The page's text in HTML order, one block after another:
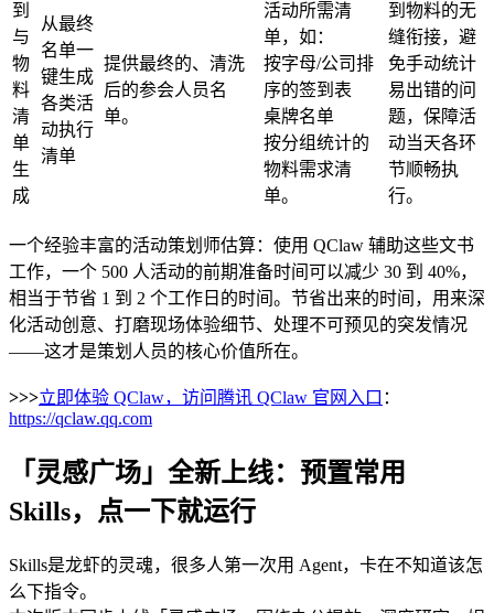
到
与
物
料
清
单
生
成​
从最终
名单一
键生成
各类活
动执行
清单
提供最终的、清洗
后的参会人员名
单。
活动所需清
单，如：
按字母/公司排
序的签到表
桌牌名单
按分组统计的
物料需求清
单。
到物料的无
缝衔接，避
免手动统计
易出错的问
题，保障活
动当天各环
节顺畅执
行。
一个经验丰富的活动策划师估算：使用 QClaw 辅助这些文书
工作，一个 500 人活动的前期准备时间可以减少 30 到 40%，
相当于节省 1 到 2 个工作日的时间。节省出来的时间，用来深
化活动创意、打磨现场体验细节、处理不可预见的突发情况
——这才是策划人员的核心价值所在。
>>>立即体验 QClaw，访问腾讯 QClaw 官网入口 ：
https://qclaw.qq.com
「灵感广场」全新上线：预置常用
Skills，点一下就运行
Skills是龙虾的灵魂，很多人第一次用 Agent，卡在不知道该怎
么下指令。